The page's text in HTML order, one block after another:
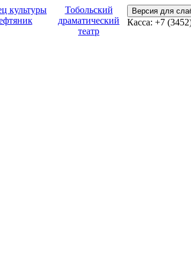
культуры
Тобольский
драматический
театр
Версия для
Касса: +7